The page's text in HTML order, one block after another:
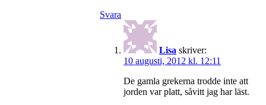
Svara
Lisa skriver:
10 augusti, 2012 kl. 12:11
De gamla grekerna trodde inte att
jorden var platt, såvitt jag har läst.